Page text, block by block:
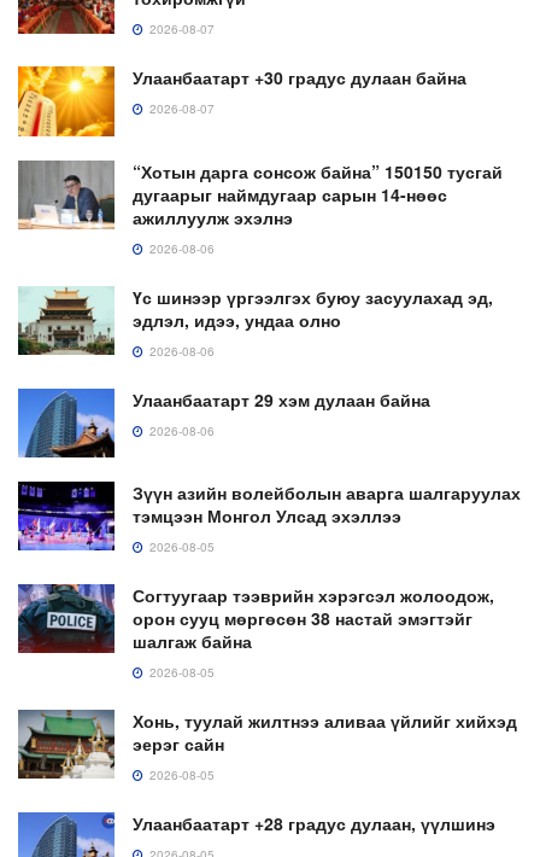
2026-08-07
Улаанбаатарт +30 градус дулаан байна
2026-08-07
“Хотын дарга сонсож байна” 150150 тусгай
дугаарыг наймдугаар сарын 14-нөөс
ажиллуулж эхэлнэ
2026-08-06
Үс шинээр үргээлгэх буюу засуулахад эд,
эдлэл, идээ, ундаа олно
2026-08-06
Улаанбаатарт 29 хэм дулаан байна
2026-08-06
Зүүн азийн волейболын аварга шалгаруулах
тэмцээн Монгол Улсад эхэллээ
2026-08-05
Согтуугаар тээврийн хэрэгсэл жолоодож,
орон сууц мөргөсөн 38 настай эмэгтэйг
шалгаж байна
2026-08-05
Хонь, туулай жилтнээ аливаа үйлийг хийхэд
эерэг сайн
2026-08-05
Улаанбаатарт +28 градус дулаан, үүлшинэ